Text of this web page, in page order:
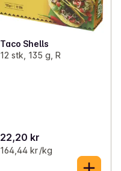
Taco Shells
12 stk, 135 g, R
22,20 kr
164,44 kr /kg